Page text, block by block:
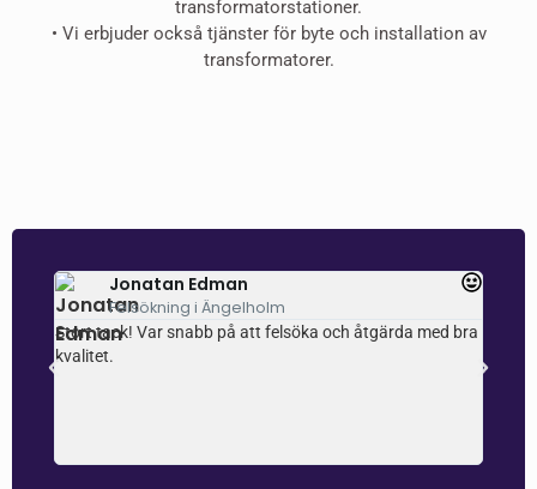
transformatorstationer.
•⁠ ⁠⁠Vi erbjuder också tjänster för byte och installation av
transformatorer.
Jonatan Edman
Felsökning i Ängelholm
Stort tack! Var snabb på att felsöka och åtgärda med bra
kvalitet.